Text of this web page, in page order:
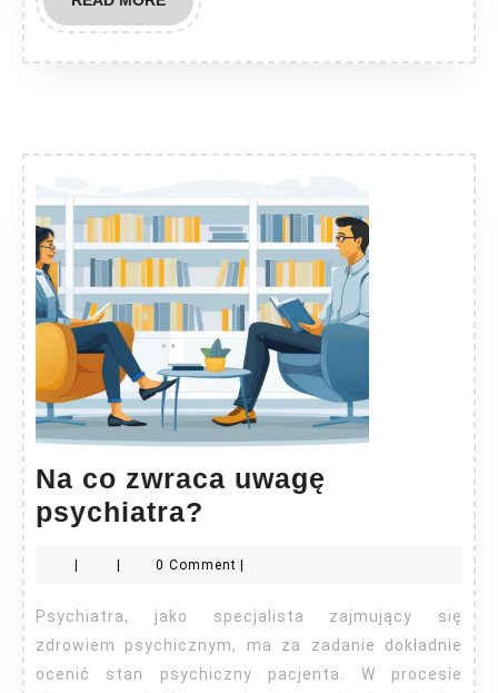
MORE
Na co zwraca uwagę
psychiatra?
zwraca
uwagę
psychiatra?
0 Comment
Psychiatra, jako specjalista zajmujący się
zdrowiem psychicznym, ma za zadanie dokładnie
ocenić stan psychiczny pacjenta. W procesie